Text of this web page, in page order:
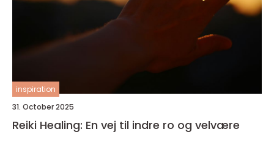
inspiration
31. October 2025
Reiki Healing: En vej til indre ro og velvære